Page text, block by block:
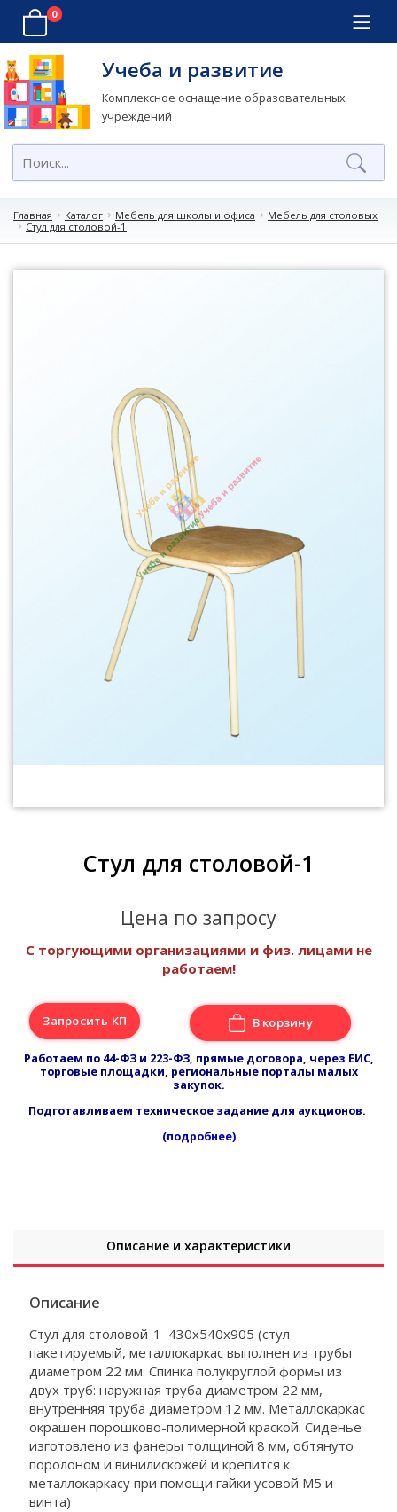
0
Учеба и развитие
Комплексное оснащение образовательных
учреждений
Главная Каталог Мебель для школы и офиса
Мебель для столовых
Стул для столовой-1
Стул для столовой-1
Цена по запросу
С торгующими организациями и физ. лицами не
работаем!
Запросить КП В корзину
Работаем по 44-ФЗ и 223-ФЗ, прямые договора, через ЕИС,
торговые площадки, региональные порталы малых
закупок.
Подготавливаем техническое задание для аукционов.
(подробнее)
Описание и характеристики
Описание
Стул для столовой-1 430х540х905 (стул
пакетируемый, металлокаркас выполнен из трубы
диаметром 22 мм. Спинка полукруглой формы из
двух труб: наружная труба диаметром 22 мм,
внутренняя труба диаметром 12 мм. Металлокаркас
окрашен порошково-полимерной краской. Сиденье
изготовлено из фанеры толщиной 8 мм, обтянуто
поролоном и винилискожей и крепится к
металлокаркасу при помощи гайки усовой М5 и
винта)